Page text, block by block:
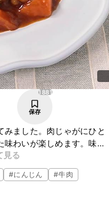
1881
保存
ました。肉じゃがにひと
わいが楽しめます。味が
いしく仕上がりますよ。
見る
#にんじん #牛肉